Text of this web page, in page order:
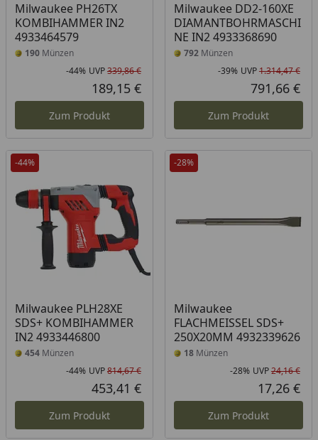
Milwaukee PH26TX
KOMBIHAMMER IN2
4933464579
190 Münzen
Rabatt in Prozent
-44%
Ursprünglicher Preis
UVP339,86 €
Aktueller Preis
189,15 €
Zum Produkt
Milwaukee DD2-160XE
DIAMANTBOHRMASCHI
NE IN2 4933368690
792Münzen
-39% UVP1.314,47 €
791,66 €
Zum Produkt
-44%
Milwaukee PLH28XE
SDS+ KOMBIHAMMER
IN2 4933446800
454 Münzen
Rabatt in Prozent
-44%
Ursprünglicher Preis
UVP814,67 €
Aktueller Preis
453,41 €
Zum Produkt
-28%
Milwaukee
FLACHMEISSEL SDS+
250X20MM 4932339626
18Münzen
-28% UVP24,16 €
17,26 €
Zum Produkt